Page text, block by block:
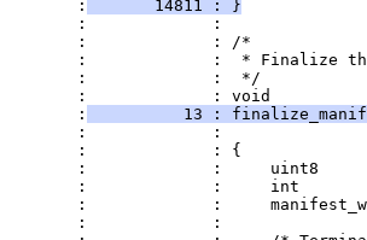
:
       14811 : }
:             :
:             : /*
:             :  * Finalize
:             :  */
:             : void
:
13 :
:             :
:             : {
:             :     uint8
:             :     int
:             :
:             :